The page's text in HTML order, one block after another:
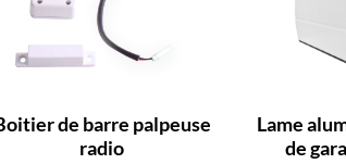
de barre palpeuse
radio
Lame
de